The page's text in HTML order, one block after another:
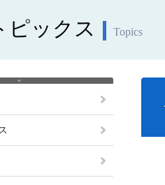
ピックス Topics